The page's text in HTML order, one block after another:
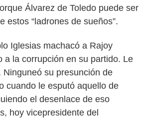
Álvarez de Toledo puede ser
estos “ladrones de sueños”.
Iglesias machacó a Rajoy
a la corrupción en su partido. Le
Ninguneó su presunción de
cuando le esputó aquello de
el desenlace de eso
hoy vicepresidente del